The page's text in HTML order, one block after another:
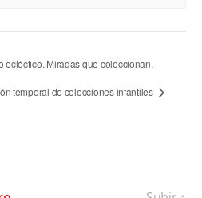
ecléctico. Miradas que coleccionan.
temporal de colecciones infantiles